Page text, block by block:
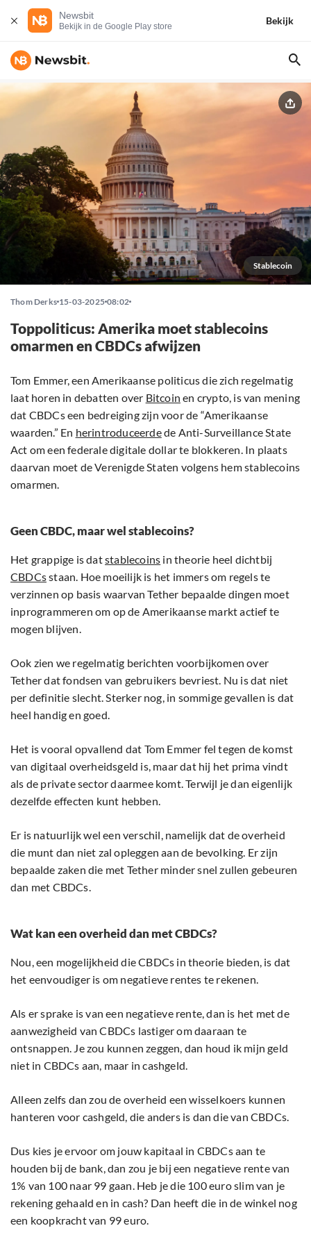
Newsbit
Bekijk in de Google Play store
Bekijk
Stablecoin
Thom Derks 15-03-2025 08:02
Toppoliticus: Amerika moet stablecoins
omarmen en CBDCs afwijzen
Tom Emmer, een Amerikaanse politicus die zich regelmatig
laat horen in debatten over Bitcoin en crypto, is van mening
dat CBDCs een bedreiging zijn voor de “Amerikaanse
waarden.” En herintroduceerdede Anti-Surveillance State
Act om een federale digitale dollar te blokkeren. In plaats
daarvan moet de Verenigde Staten volgens hem stablecoins
omarmen.
Geen CBDC, maar wel stablecoins?
Het grappige is datstablecoins in theorie heel dichtbij
CBDCsstaan. Hoe moeilijk is het immers om regels te
verzinnen op basis waarvan Tether bepaalde dingen moet
inprogrammeren om op de Amerikaanse markt actief te
mogen blijven.
Ook zien we regelmatig berichten voorbijkomen over
Tether dat fondsen van gebruikers bevriest. Nu is dat niet
per definitie slecht. Sterker nog, in sommige gevallen is dat
heel handig en goed.
Het is vooral opvallend dat Tom Emmer fel tegen de komst
van digitaal overheidsgeld is, maar dat hij het prima vindt
als de private sector daarmee komt. Terwijl je dan eigenlijk
dezelfde effecten kunt hebben.
Er is natuurlijk wel een verschil, namelijk dat de overheid
die munt dan niet zal opleggen aan de bevolking. Er zijn
bepaalde zaken die met Tether minder snel zullen gebeuren
dan met CBDCs.
Wat kan een overheid dan met CBDCs?
Nou, een mogelijkheid die CBDCs in theorie bieden, is dat
het eenvoudiger is om negatieve rentes te rekenen.
Als er sprake is van een negatieve rente, dan is het met de
aanwezigheid van CBDCs lastiger om daaraan te
ontsnappen. Je zou kunnen zeggen, dan houd ik mijn geld
niet in CBDCs aan, maar in cashgeld.
Alleen zelfs dan zou de overheid een wisselkoers kunnen
hanteren voor cashgeld, die anders is dan die van CBDCs.
Dus kies je ervoor om jouw kapitaal in CBDCs aan te
houden bij de bank, dan zou je bij een negatieve rente van
1% van 100 naar 99 gaan. Heb je die 100 euro slim van je
rekening gehaald en in cash? Dan heeft die in de winkel nog
een koopkracht van 99 euro.